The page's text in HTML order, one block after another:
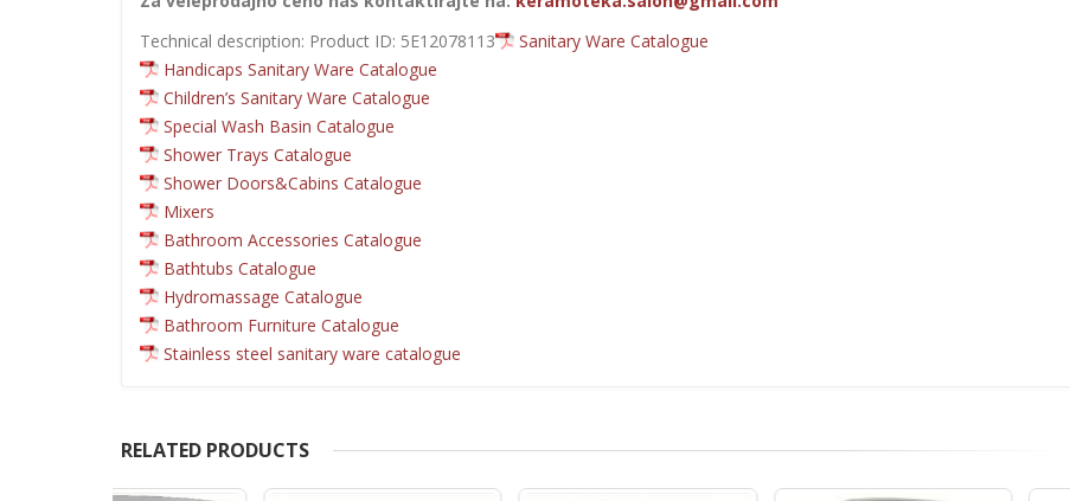
Technical description: Product ID: 5E12078113
Sanitary Ware Catalogue
Handicaps Sanitary Ware Catalogue
Children’s Sanitary Ware Catalogue
Special Wash Basin Catalogue
Shower Trays Catalogue
Shower Doors&Cabins Catalogue
Mixers
Bathroom Accessories Catalogue
Bathtubs Catalogue
Hydromassage Catalogue
Bathroom Furniture Catalogue
Stainless steel sanitary ware catalogue
RELATED PRODUCTS